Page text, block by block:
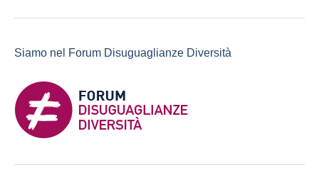
Siamo nel Forum Disuguaglianze Diversità